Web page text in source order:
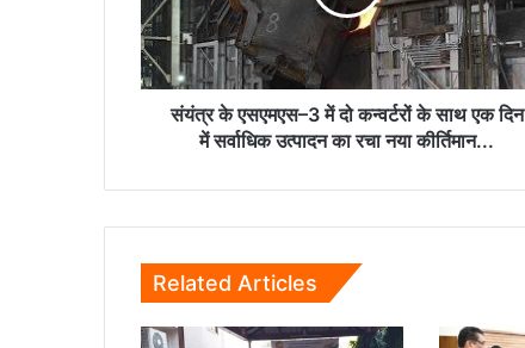
दो
कन्वर्टरों
के
साथ
सर्वाधिक
रचा
नया
संयंत्र के एसएमएस–3 में दो कन्वर्टरों के साथ एक दिन
में सर्वाधिक उत्पादन का रचा नया कीर्तिमान...
Related Articles